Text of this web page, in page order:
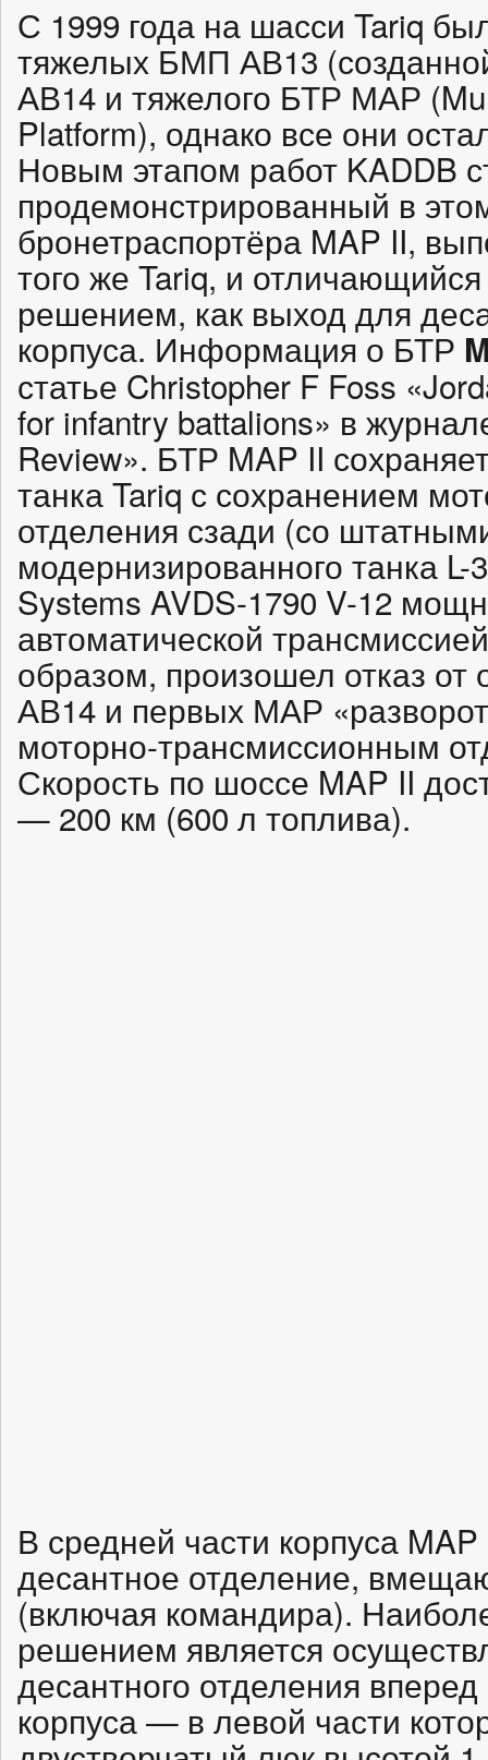
С 1999 года на шасси Tariq
тяжелых БМП АВ13
АВ14 и тяжелого БТР МАР
Platform), однако все они
Новым этапом работ KADDB
продемонстрированный в
бронетраспортёра MAP II,
того же Tariq, и
решением, как выход для
корпуса. Информация о БТР
статье Christopher F Foss
for infantry battalions» в
Review». БТР MAP II
танка Tariq с сохранением
отделения сзади (со
модернизированного танка L-
Systems AVDS-1790 V-12
автоматической
образом, произошел отказ от
АВ14 и первых МАР
моторно-трансмиссионным
Скорость по шоссе MAP II
— 200 км (600 л топлива).
В средней части корпуса
десантное отделение,
(включая командира).
решением является
десантного отделения
корпуса — в левой части